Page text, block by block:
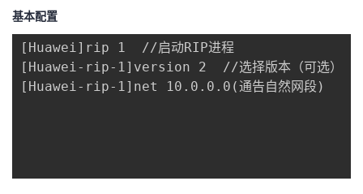
基本配置
[Huawei]rip 1  //启动RIP进程
[Huawei-rip-1]version 2  //选择版本（可选）
[Huawei-rip-1]net 10.0.0.0(通告自然网段)